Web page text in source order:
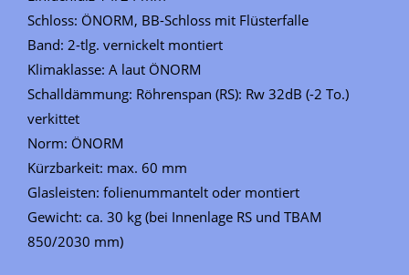
Schloss: ÖNORM, BB-Schloss mit Flüsterfalle
Band: 2-tlg. vernickelt montiert
Klimaklasse: A laut ÖNORM
Schalldämmung: Röhrenspan (RS): Rw 32dB (-2 To.)
verkittet
Norm: ÖNORM
Kürzbarkeit: max. 60 mm
Glasleisten: folienummantelt oder montiert
Gewicht: ca. 30 kg (bei Innenlage RS und TBAM
850/2030 mm)